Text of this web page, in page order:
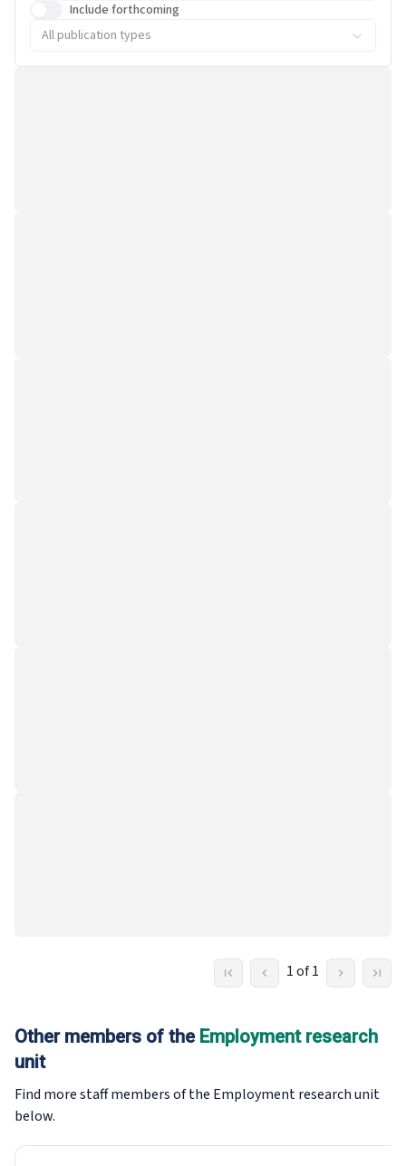
Include forthcoming
All publication types
1 of 1
Other members of the Employment research
unit
Find more staff members of the Employment researchunit
below.